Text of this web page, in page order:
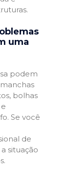
uma
podem
bolhas
Se você
de
situação